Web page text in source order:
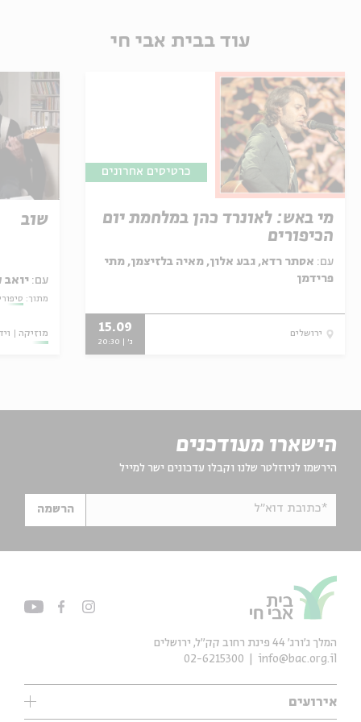
עוד בבית אבי חי
כרטיסים אחרונים
מי באש: לאונרד כהן במלחמת יום
הכיפורים
עם: אסתר רדא, גבע אלון, מאיה בלזיצמן, מתי
פרידמן
ירושלים 15.09
ג' | 20:30
שוב
עם: יואב
מתוך:
מוזיקה
הישארו מעודכנים
הירשמו לניוזלטר שלנו וקבלו עדכונים ישר למייל
*כתובת דוא"ל הרשמה
אירועים
המלך ג'ורג' 44 פינת רחוב קק״ל, ירושלים
info@bac.org.il
02-6215300